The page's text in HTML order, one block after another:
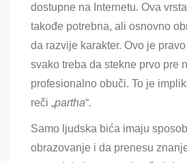
dostupne na Internetu. Ova
takođe potrebna, ali osnovno
da razvije karakter. Ovo je
svako treba da stekne prvo pre
profesionalno obuči. To je
reči „partha“.
Samo ljudska bića imaju
obrazovanje i da prenesu